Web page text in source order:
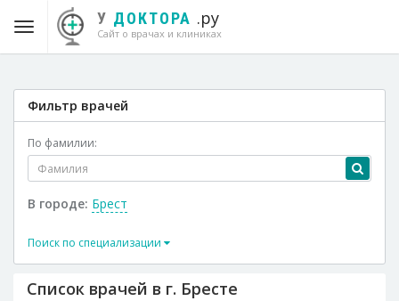
У ДОКТОРА .ру
Сайт о врачах и клиниках
Фильтр врачей
По фамилии:
В городе: Брест
Поиск по специализации
Список врачей в г. Бресте